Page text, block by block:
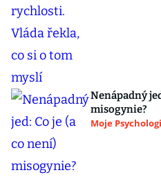
Nenápadný
misogynie?
Moje